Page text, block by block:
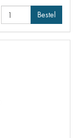
Bestel